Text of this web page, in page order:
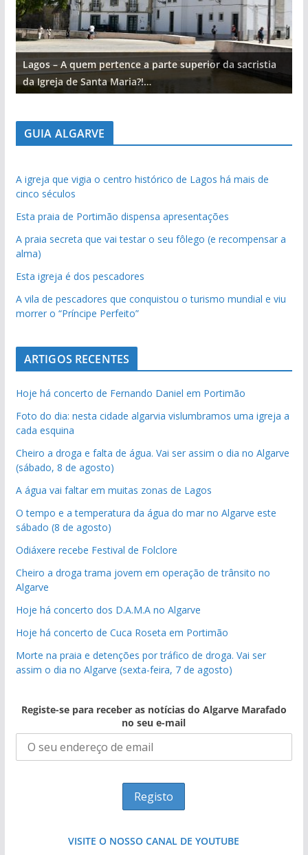
Lagos – A quem pertence a parte superior da sacristia
da Igreja de Santa Maria?!…
GUIA ALGARVE
A igreja que vigia o centro histórico de Lagos há mais de
cinco séculos
Esta praia de Portimão dispensa apresentações
A praia secreta que vai testar o seu fôlego (e recompensar a
alma)
Esta igreja é dos pescadores
A vila de pescadores que conquistou o turismo mundial e viu
morrer o “Príncipe Perfeito”
ARTIGOS RECENTES
Hoje há concerto de Fernando Daniel em Portimão
Foto do dia: nesta cidade algarvia vislumbramos uma igreja a
cada esquina
Cheiro a droga e falta de água. Vai ser assim o dia no Algarve
(sábado, 8 de agosto)
A água vai faltar em muitas zonas de Lagos
O tempo e a temperatura da água do mar no Algarve este
sábado (8 de agosto)
Odiáxere recebe Festival de Folclore
Cheiro a droga trama jovem em operação de trânsito no
Algarve
Hoje há concerto dos D.A.M.A no Algarve
Hoje há concerto de Cuca Roseta em Portimão
Morte na praia e detenções por tráfico de droga. Vai ser
assim o dia no Algarve (sexta-feira, 7 de agosto)
Registe-se para receber as notícias do Algarve Marafado
no seu e-mail
VISITE O NOSSO CANAL DE YOUTUBE